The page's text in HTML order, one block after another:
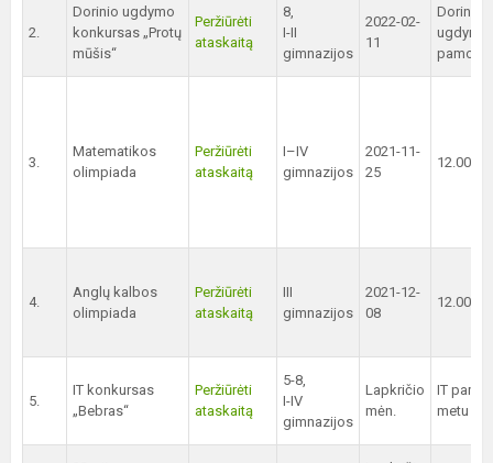
2.
Dorinio ugdymo
konkursas „Protų
mūšis“
Peržiūrėti
ataskaitą
8,
I-II
gimnazijos
2022-02-
11
Dorinio
ugdymo
pamokų
3.
Matematikos
olimpiada
Peržiūrėti
ataskaitą
I–IV
gimnazijos
2021-11-
25
12.00
4.
Anglų kalbos
olimpiada
Peržiūrėti
ataskaitą
III
gimnazijos
2021-12-
08
12.00
5.
IT konkursas
„Bebras“
Peržiūrėti
ataskaitą
5-8,
I-IV
gimnazijos
Lapkričio
mėn.
IT
metu